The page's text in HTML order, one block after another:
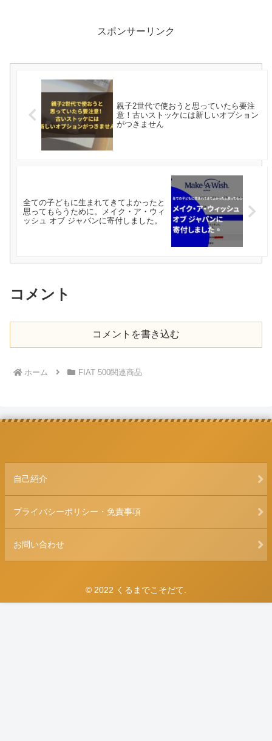
スポンサーリンク
親子2世代で使おうと思っていたら要注
意！古いストッケには新しいオプション
がつきません
全ての子どもに生まれてきてよかったと
思ってもらうために。メイク・ア・ウィ
ッシュ オブ ジャパンに寄付しました。
コメント
コメントを書き込む
ホーム FIAT 500関連商品
自己紹介
プライバシーポリシー・免責事項
お問い合わせ
© 2022 くるまでこそだて.